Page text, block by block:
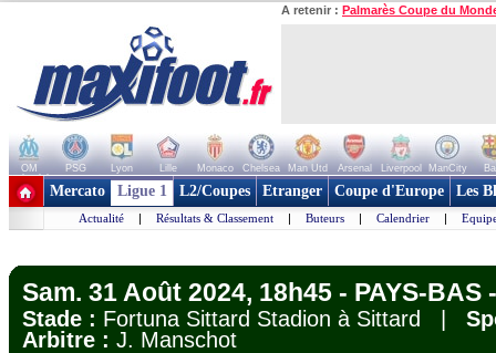
A retenir : Palmarès Coupe du
OM PSG Lyon Lille Monaco Chelsea Man Utd Arsenal Liverpool ManCity
+ de clubs
Mercato Ligue 1 L2/Coupes Etranger Coupe d'Europe Les
Actualité | Résultats & Classement | Buteurs | Calendrier |
Sam. 31 Août 2024, 18h45 - PAYS-BAS
Stade : Fortuna Sittard Stadion à Sittard |
Arbitre : J. Manschot